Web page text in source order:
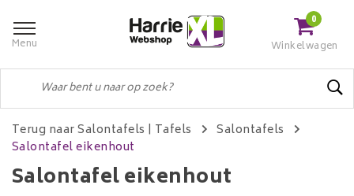
Menu
0
Winkelwagen
Terug naar Salontafels | Tafels
Salontafels
Salontafel eikenhout
Salontafel eikenhout